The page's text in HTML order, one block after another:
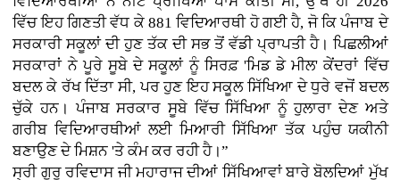
ਵਿੱਚ ਇਹ ਗਿਣਤੀ ਵੱਧ ਕੇ 881 ਵਿਦਿਆਰਥੀ ਹੋ ਗਈ ਹੈ, ਜੋ ਕਿ ਪੰਜਾਬ ਦੇ
ਸਰਕਾਰੀ ਸਕੂਲਾਂ ਦੀ ਹੁਣ ਤੱਕ ਦੀ ਸਭ ਤੋਂ ਵੱਡੀ ਪ੍ਰਾਪਤੀ ਹੈ। ਪਿਛਲੀਆਂ
ਸਰਕਾਰਾਂ ਨੇ ਪੂਰੇ ਸੂਬੇ ਦੇ ਸਕੂਲਾਂ ਨੂੰ ਸਿਰਫ਼ 'ਮਿਡ ਡੇ ਮੀਲ' ਕੇਂਦਰਾਂ ਵਿੱਚ
ਬਦਲ ਕੇ ਰੱਖ ਦਿੱਤਾ ਸੀ, ਪਰ ਹੁਣ ਇਹ ਸਕੂਲ ਸਿੱਖਿਆ ਦੇ ਧੁਰੇ ਵਜੋਂ ਬਦਲ
ਚੁੱਕੇ ਹਨ। ਪੰਜਾਬ ਸਰਕਾਰ ਸੂਬੇ ਵਿੱਚ ਸਿੱਖਿਆ ਨੂੰ ਹੁਲਾਰਾ ਦੇਣ ਅਤੇ
ਗਰੀਬ ਵਿਦਿਆਰਥੀਆਂ ਲਈ ਮਿਆਰੀ ਸਿੱਖਿਆ ਤੱਕ ਪਹੁੰਚ ਯਕੀਨੀ
ਬਣਾਉਣ ਦੇ ਮਿਸ਼ਨ 'ਤੇ ਕੰਮ ਕਰ ਰਹੀ ਹੈ।”
ਸ੍ਰੀ ਗੁਰੂ ਰਵਿਦਾਸ ਜੀ ਮਹਾਰਾਜ ਦੀਆਂ ਸਿੱਖਿਆਵਾਂ ਬਾਰੇ ਬੋਲਦਿਆਂ ਮੁੱਖ